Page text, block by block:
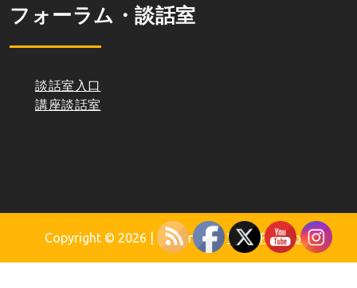
フォーラム・談話室
談話室入口
講座談話室
Copyright © 2026 | Powered byWordPress.org